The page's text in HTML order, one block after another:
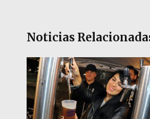
Noticias